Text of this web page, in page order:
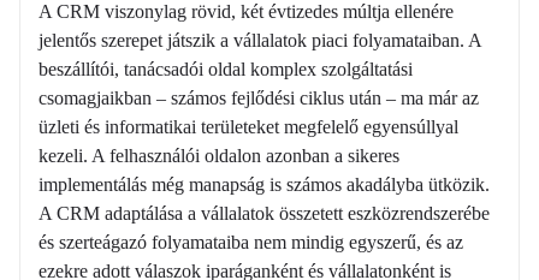
A CRM viszonylag rövid, két évtizedes múltja ellenére
jelentős szerepet játszik a vállalatok piaci folyamataiban. A
beszállítói, tanácsadói oldal komplex szolgáltatási
csomagjaikban – számos fejlődési ciklus után – ma már az
üzleti és informatikai területeket megfelelő egyensúllyal
kezeli. A felhasználói oldalon azonban a sikeres
implementálás még manapság is számos akadályba ütközik.
A CRM adaptálása a vállalatok összetett eszközrendszerébe
és szerteágazó folyamataiba nem mindig egyszerű, és az
ezekre adott válaszok iparáganként és vállalatonként is